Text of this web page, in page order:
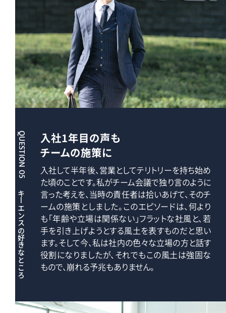
QUESTION 05
キーエンスの好きなところ
入社1年目の声も
チームの施策に
入社して半年後、営業としてテリトリーを持ち始め
た頃のことです。私がチーム会議で独り言のように
言った考えを、当時の責任者は拾いあげて、そのチ
ームの施策としました。このエピソードは、何より
も「年齢や立場は関係ない」フラットな社風と、若
手を引き上げようとする風土を表すものだと思い
ます。そして今、私は社内の色々な立場の方と話す
役割になりましたが、それでもこの風土は強固な
もので、崩れる予兆もありません。